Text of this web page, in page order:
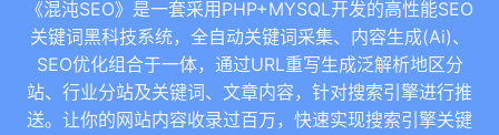
《混沌SEO》是一套采用PHP+MYSQL开发的高性能SEO
关键词黑科技系统，全自动关键词采集、内容生成(Ai)、
SEO优化组合于一体，通过URL重写生成泛解析地区分
站、行业分站及关键词、文章内容，针对搜索引擎进行推
送。让你的网站内容收录过百万，快速实现搜索引擎关键